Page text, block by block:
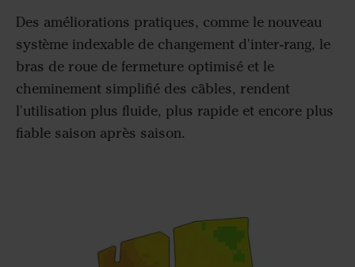
Des améliorations pratiques, comme le nouveau
système indexable de changement d'inter-rang, le
bras de roue de fermeture optimisé et le
cheminement simplifié des câbles, rendent
l'utilisation plus fluide, plus rapide et encore plus
fiable saison après saison.